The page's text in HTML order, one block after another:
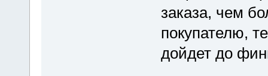
заказа, чем
покупателю,
дойдет до